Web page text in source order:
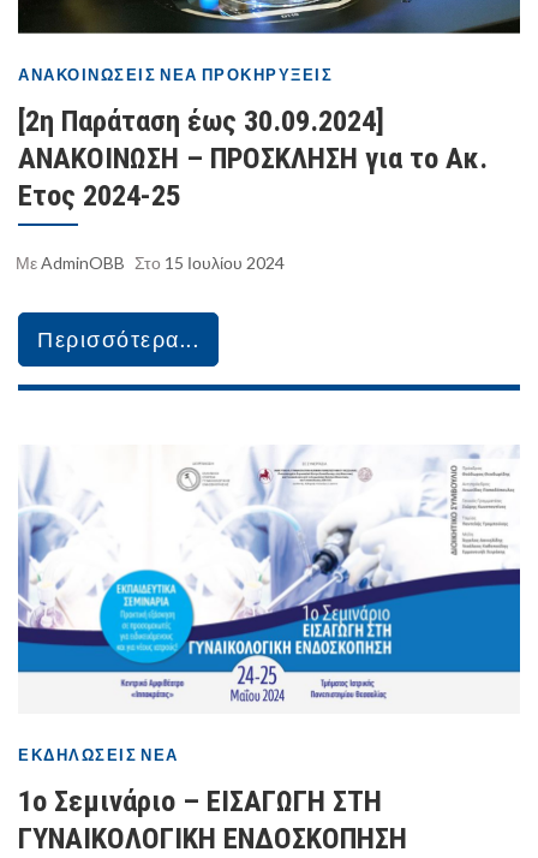
ΑΝΑΚΟΙΝΏΣΕΙΣ ΝΈΑ ΠΡΟΚΗΡΎΞΕΙΣ
[2η Παράταση έως 30.09.2024]
ΑΝΑΚΟΙΝΩΣΗ – ΠΡΟΣΚΛΗΣΗ για το Ακ.
Ετος 2024-25
ΜεAdminOBB Στο 15 Ιουλίου 2024
Περισσότερα...
ΕΚΔΗΛΏΣΕΙΣ ΝΈΑ
1ο Σεμινάριο – ΕΙΣΑΓΩΓΗ ΣΤΗ
ΓΥΝΑΙΚΟΛΟΓΙΚΗ ΕΝΔΟΣΚΟΠΗΣΗ